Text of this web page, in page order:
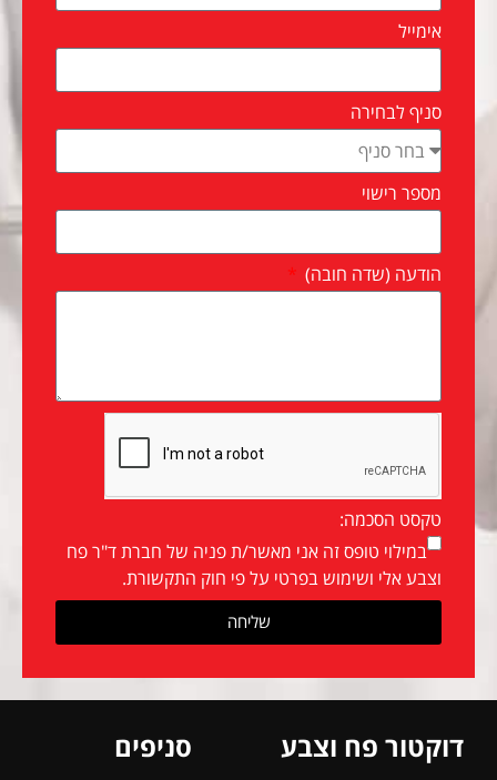
אימייל
סניף לבחירה
מספר רישוי
הודעה (שדה חובה)
טקסט הסכמה:
במילוי טופס זה אני מאשר/ת פניה של חברת ד"ר פח
וצבע אלי ושימוש בפרטי על פי חוק התקשורת.
שליחה
דוקטור פח וצבע סניפים